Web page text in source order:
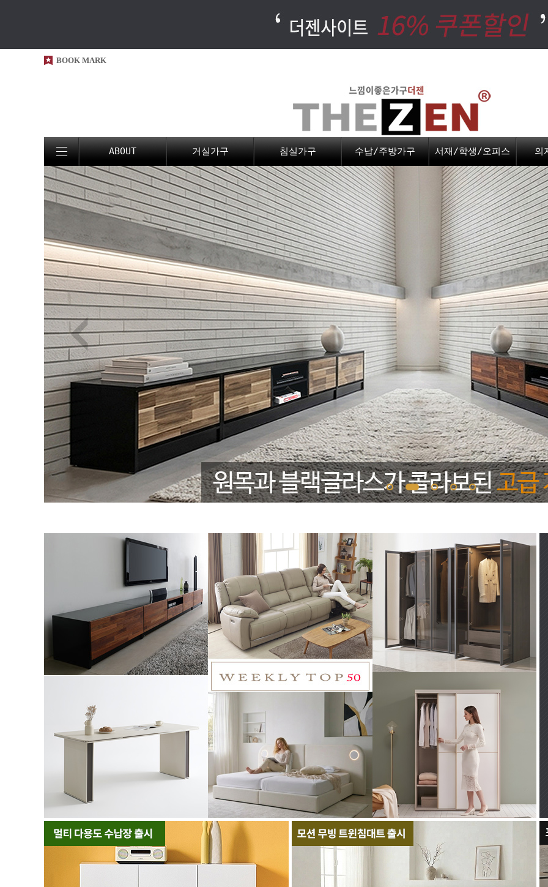
BOOK MARK
ABOUT 거실가구 침실가구 수납/주방가구 서재/학생/오피스 의
[더젠] 하스트 고급 올 나
파가죽 전동리클라이너소
파(3인용)
1,195,000
1,003,800 [16%]
[더젠] 베이크 아쿠아패브
릭 고무나무원목소파(3.5
인용, 소쿠션3개포함)